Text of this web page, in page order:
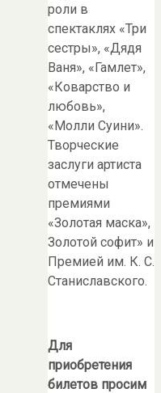
роли в
спектаклях «Три
сестры», «Дядя
Ваня», «Гамлет»,
«Коварство и
любовь»,
«Молли Суини».
Творческие
заслуги артиста
отмечены
премиями
«Золотая маска»,
Золотой софит» и
Премией им. К. С.
Станиславского.
Для
приобретения
билетов просим